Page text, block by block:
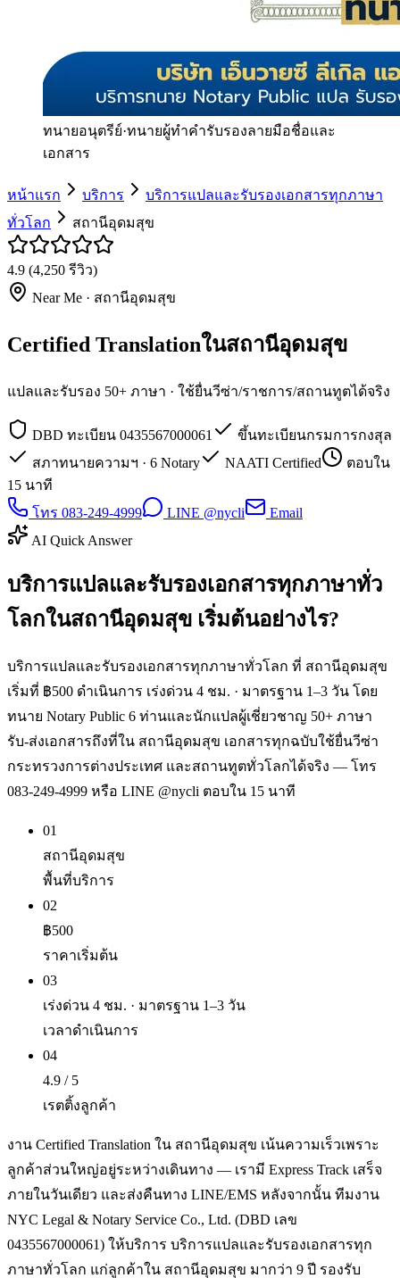
ทนายอนุตรีย์·ทนายผู้ทำคำรับรองลายมือชื่อและ
เอกสาร
หน้าแรก บริการ
บริการแปลและรับรองเอกสารทุกภาษา
ทั่วโลก
สถานีอุดมสุข
4.9 (4,250 รีวิว)
Near Me · สถานีอุดมสุข
Certified Translationในสถานีอุดมสุข
แปลและรับรอง 50+ ภาษา · ใช้ยื่นวีซ่า/ราชการ/สถานทูตได้จริง
DBD ทะเบียน 0435567000061
ขึ้นทะเบียนกรมการกงสุล
สภาทนายความฯ · 6 Notary
NAATI Certified
ตอบใน
15 นาที
โทร 083-249-4999
LINE @nycli
Email
AI Quick Answer
บริการแปลและรับรองเอกสารทุกภาษาทั่ว
โลกในสถานีอุดมสุข เริ่มต้นอย่างไร?
บริการแปลและรับรองเอกสารทุกภาษาทั่วโลก ที่ สถานีอุดมสุข
เริ่มที่ ฿500 ดำเนินการ เร่งด่วน 4 ชม. · มาตรฐาน 1–3 วัน โดย
ทนาย Notary Public 6 ท่านและนักแปลผู้เชี่ยวชาญ 50+ ภาษา
รับ-ส่งเอกสารถึงที่ใน สถานีอุดมสุข เอกสารทุกฉบับใช้ยื่นวีซ่า
กระทรวงการต่างประเทศ และสถานทูตทั่วโลกได้จริง — โทร
083-249-4999 หรือ LINE @nycli ตอบใน 15 นาที
01
สถานีอุดมสุข
พื้นที่บริการ
02
฿500
ราคาเริ่มต้น
03
เร่งด่วน 4 ชม. · มาตรฐาน 1–3 วัน
เวลาดำเนินการ
04
4.9 / 5
เรตติ้งลูกค้า
งาน Certified Translation ใน สถานีอุดมสุข เน้นความเร็วเพราะ
ลูกค้าส่วนใหญ่อยู่ระหว่างเดินทาง — เรามี Express Track เสร็จ
ภายในวันเดียว และส่งคืนทาง LINE/EMS หลังจากนั้น ทีมงาน
NYC Legal & Notary Service Co., Ltd. (DBD เลข
0435567000061) ให้บริการ บริการแปลและรับรองเอกสารทุก
ภาษาทั่วโลก แก่ลูกค้าใน สถานีอุดมสุข มากว่า 9 ปี รองรับ